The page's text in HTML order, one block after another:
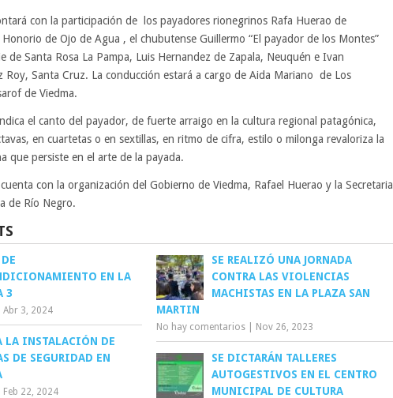
con la participación de los payadores rionegrinos Rafa Huerao de
de Ojo de Agua , el chubutense Guillermo “El payador de los Montes”
de Santa Rosa La Pampa, Luis Hernandez de Zapala, Neuquén e Ivan
Roy, Santa Cruz. La conducción estará a cargo de Aida Mariano de Los
de Viedma.
el canto del payador, de fuerte arraigo en la cultura regional patagónica,
en cuartetas o en sextillas, en ritmo de cifra, estilo o milonga revaloriza la
que persiste en el arte de la payada.
con la organización del Gobierno de Viedma, Rafael Huerao y la Secretaria
de Río Negro.
EN LA
3
Abr 3, 2024
SE REALIZÓ UNA JORNADA
CONTRA LAS VIOLENCIAS
MACHISTAS EN LA PLAZA SAN
MARTIN
No hay comentarios Nov 26, 2023
LA INSTALACIÓN DE
DE SEGURIDAD EN
Feb 22, 2024
SE DICTARÁN TALLERES
AUTOGESTIVOS EN EL CENTRO
MUNICIPAL DE CULTURA